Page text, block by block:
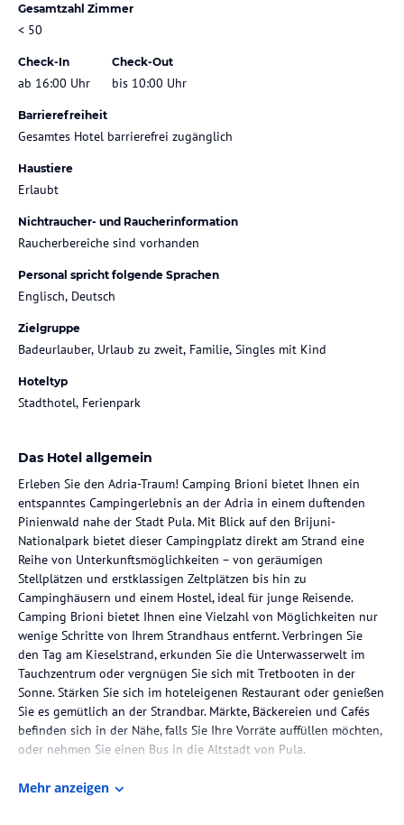
Gesamtzahl Zimmer
< 50
Check-In
ab 16:00 Uhr
Check-Out
bis 10:00 Uhr
Barrierefreiheit
Gesamtes Hotel barrierefrei zugänglich
Haustiere
Erlaubt
Nichtraucher- und Raucherinformation
Raucherbereiche sind vorhanden
Personal spricht folgende Sprachen
Englisch, Deutsch
Zielgruppe
Badeurlauber, Urlaub zu zweit, Familie, Singles mit Kind
Hoteltyp
Stadthotel, Ferienpark
Das Hotel allgemein
Erleben Sie den Adria-Traum! Camping Brioni bietet Ihnen ein
entspanntes Campingerlebnis an der Adria in einem duftenden
Pinienwald nahe der Stadt Pula. Mit Blick auf den Brijuni-
Nationalpark bietet dieser Campingplatz direkt am Strand eine
Reihe von Unterkunftsmöglichkeiten – von geräumigen
Stellplätzen und erstklassigen Zeltplätzen bis hin zu
Campinghäusern und einem Hostel, ideal für junge Reisende.
Camping Brioni bietet Ihnen eine Vielzahl von Möglichkeiten nur
wenige Schritte von Ihrem Strandhaus entfernt. Verbringen Sie
den Tag am Kieselstrand, erkunden Sie die Unterwasserwelt im
Tauchzentrum oder vergnügen Sie sich mit Tretbooten in der
Sonne. Stärken Sie sich im hoteleigenen Restaurant oder genießen
Sie es gemütlich an der Strandbar. Märkte, Bäckereien und Cafés
befinden sich in der Nähe, falls Sie Ihre Vorräte auffüllen möchten,
oder nehmen Sie einen Bus in die Altstadt von Pula.
- Parzellen und Camping Homes im Schatten der Kiefern oder in
Mehr anzeigen